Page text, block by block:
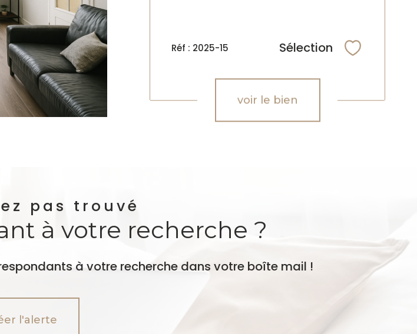
Réf : 2025-15 Sélection
voir le bien
pas trouvé
à votre recherche ?
à votre recherche dans votre boîte mail !
l'alerte